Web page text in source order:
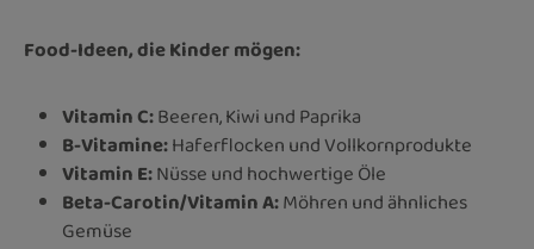
Food-Ideen, die Kinder mögen:
Vitamin C:Beeren, Kiwi und Paprika
B-Vitamine:Haferflocken und Vollkornprodukte
Vitamin E:Nüsse und hochwertige Öle
Beta-Carotin/Vitamin A:Möhren und ähnliches
Gemüse